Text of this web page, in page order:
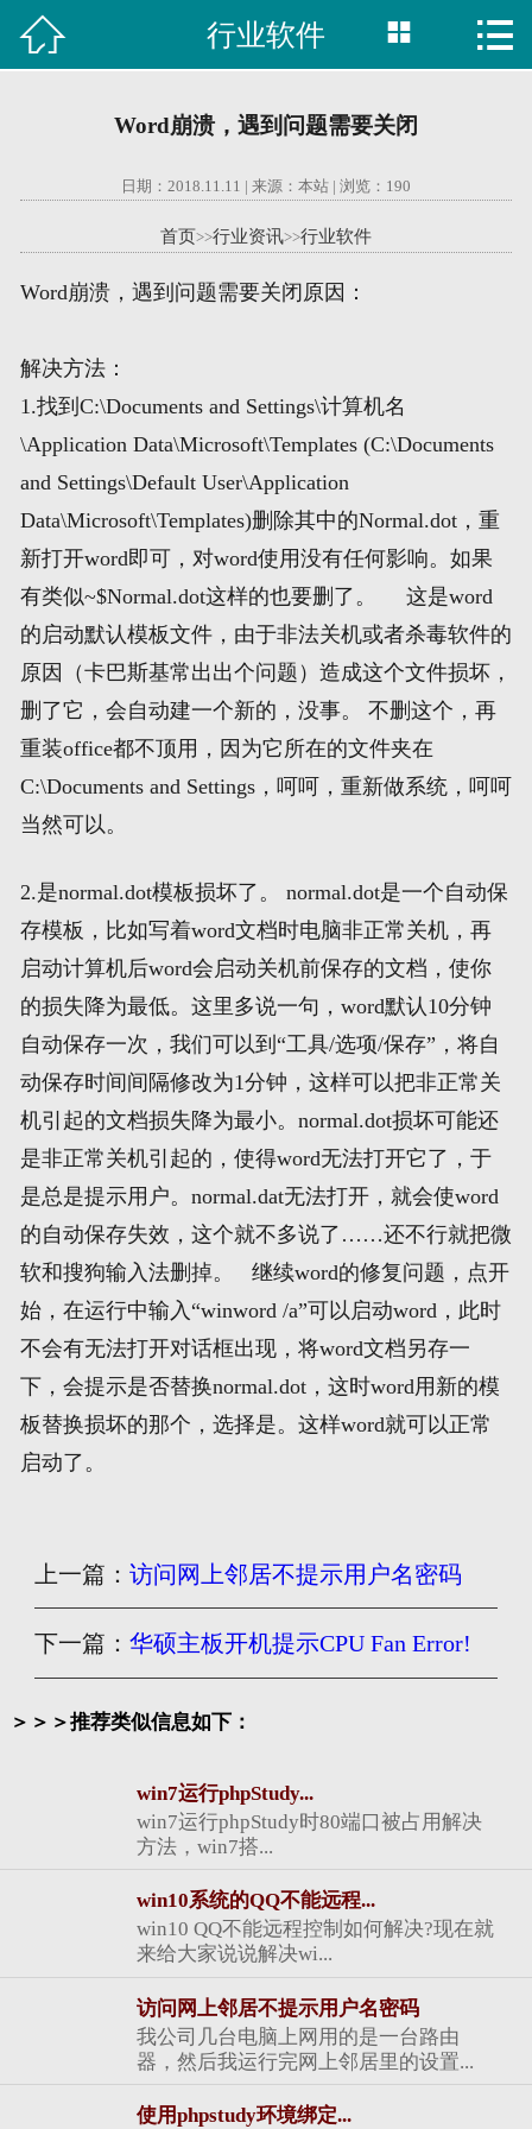
 首页
联系我们
域名查询
网页地图
文本地图
XML地图
 行业软件  
Word崩溃，遇到问题需要关闭
日期：2018.11.11 | 来源：本站 | 浏览： 190
首页>>行业资讯>>行业软件
Word崩溃，遇到问题需要关闭原因：
解决方法：
1.找到C:\Documents and Settings\计算机名
\Application Data\Microsoft\Templates (C:\Documents
and Settings\Default User\Application
Data\Microsoft\Templates)删除其中的Normal.dot，重
新打开word即可，对word使用没有任何影响。如果
有类似~$Normal.dot这样的也要删了。 这是word
的启动默认模板文件，由于非法关机或者杀毒软件的
原因（卡巴斯基常出出个问题）造成这个文件损坏，
删了它，会自动建一个新的，没事。 不删这个，再
重装office都不顶用，因为它所在的文件夹在
C:\Documents and Settings，呵呵，重新做系统，呵呵
当然可以。
2.是normal.dot模板损坏了。 normal.dot是一个自动保
存模板，比如写着word文档时电脑非正常关机，再
启动计算机后word会启动关机前保存的文档，使你
的损失降为最低。这里多说一句，word默认10分钟
自动保存一次，我们可以到“工具/选项/保存”，将自
动保存时间间隔修改为1分钟，这样可以把非正常关
机引起的文档损失降为最小。normal.dot损坏可能还
是非正常关机引起的，使得word无法打开它了，于
是总是提示用户。normal.dat无法打开，就会使word
的自动保存失效，这个就不多说了……还不行就把微
软和搜狗输入法删掉。 继续word的修复问题，点开
始，在运行中输入“winword /a”可以启动word，此时
不会有无法打开对话框出现，将word文档另存一
下，会提示是否替换normal.dot，这时word用新的模
板替换损坏的那个，选择是。这样word就可以正常
启动了。
上一篇：访问网上邻居不提示用户名密码
下一篇：华硕主板开机提示CPU Fan Error!
＞＞＞推荐类似信息如下：
win7运行phpStudy...
win7运行phpStudy时80端口被占用解决
方法，win7搭...
win10系统的QQ不能远程...
win10 QQ不能远程控制如何解决?现在就
来给大家说说解决wi...
访问网上邻居不提示用户名密码
我公司几台电脑上网用的是一台路由
器，然后我运行完网上邻居里的设置...
使用phpstudy环境绑定...